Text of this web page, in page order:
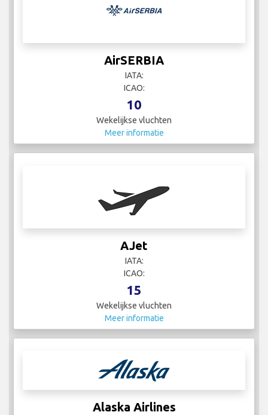
AirSERBIA
IATA:
ICAO:
10
Wekelijkse vluchten
Meer informatie
AJet
IATA:
ICAO:
15
Wekelijkse vluchten
Meer informatie
Alaska Airlines